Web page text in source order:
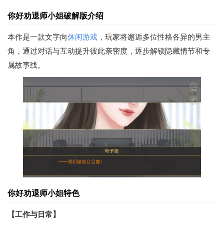
你好劝退师小姐破解版介绍
本作是一款文字向休闲游戏 ，玩家将邂逅多位性格各异的男主
角，通过对话与互动提升彼此亲密度，逐步解锁隐藏情节和专
属故事线。
你好劝退师小姐特色
【工作与日常】